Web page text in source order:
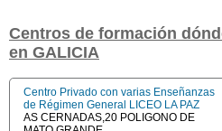
Centros de formación
en GALICIA
Centro Privado con varias Enseñanzas
de Régimen General LICEO LA PAZ
AS CERNADAS,20 POLIGONO DE